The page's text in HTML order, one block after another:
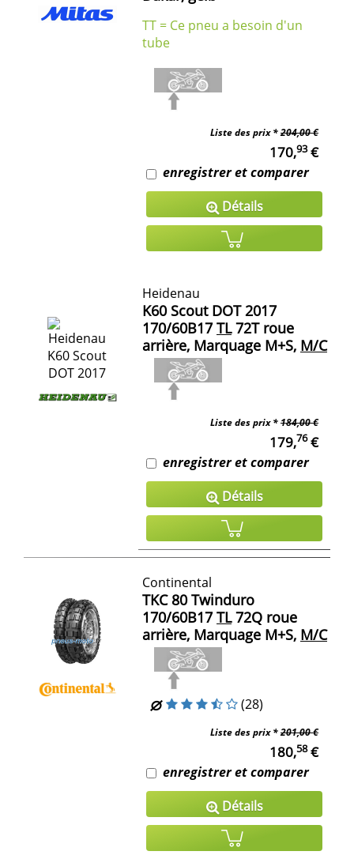
TT = Ce pneu a besoin d'un
tube
Liste des prix *204,00 €
170,93€
enregistrer et comparer
Détails
Heidenau
K60 Scout DOT 2017
170/60B17 TL72T roue
arrière, Marquage M+S, M/C
Liste des prix *184,00 €
179,76€
enregistrer et comparer
Détails
Continental
TKC 80 Twinduro
170/60B17 TL72Q roue
arrière, Marquage M+S, M/C
(28)
Liste des prix *201,00 €
180,58€
enregistrer et comparer
Détails